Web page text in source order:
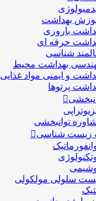
بهداشت
باروری
حرفه ای
شناسی
بهداشت محيط
و ایمنی مواد غذایی
پرتوها
توانبخشی
زیست شناسی
سلولی مولکولی